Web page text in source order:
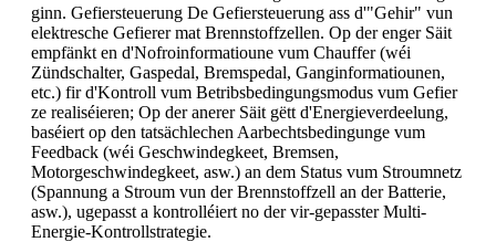
ginn. Gefiersteuerung De Gefiersteuerung ass d'"Gehir" vun
elektresche Gefierer mat Brennstoffzellen. Op der enger Säit
empfänkt en d'Nofroinformatioune vum Chauffer (wéi
Zündschalter, Gaspedal, Bremspedal, Ganginformatiounen,
etc.) fir d'Kontroll vum Betribsbedingungsmodus vum Gefier
ze realiséieren; Op der anerer Säit gëtt d'Energieverdeelung,
baséiert op den tatsächlechen Aarbechtsbedingunge vum
Feedback (wéi Geschwindegkeet, Bremsen,
Motorgeschwindegkeet, asw.) an dem Status vum Stroumnetz
(Spannung a Stroum vun der Brennstoffzell an der Batterie,
asw.), ugepasst a kontrolléiert no der vir-gepasster Multi-
Energie-Kontrollstrategie.